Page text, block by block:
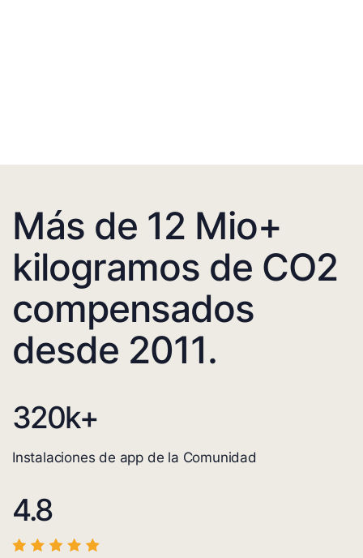
Más de 12 Mio+
kilogramos de CO2
compensados
desde 2011.
320k+
Instalaciones de app de la Comunidad
4.8